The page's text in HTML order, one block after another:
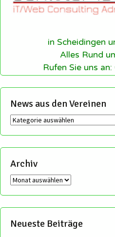
in Scheidingen
Alles Rund
Rufen Sie uns
News aus den Vereinen
News
Vereinen
Archiv
Archiv
Neueste Beiträge